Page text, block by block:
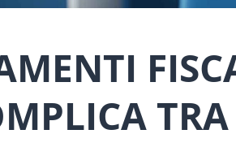
TRA